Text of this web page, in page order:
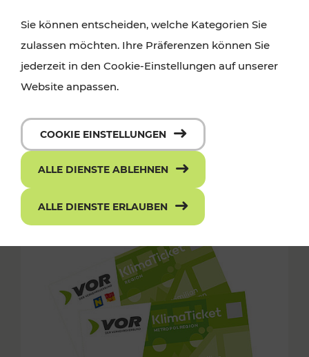
Sie können entscheiden, welche Kategorien Sie
zulassen möchten. Ihre Präferenzen können Sie
jederzeit in den Cookie-Einstellungen auf unserer
Website anpassen.
COOKIE EINSTELLUNGEN
ALLE DIENSTE ABLEHNEN
ALLE DIENSTE ERLAUBEN